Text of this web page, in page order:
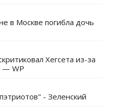
в Москве погибла дочь
Хегсета из-за
— WP
- Зеленский